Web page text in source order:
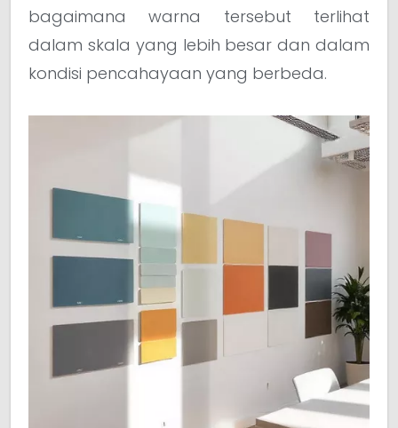
bagaimana warna tersebut terlihat
dalam skala yang lebih besar dan dalam
kondisi pencahayaan yang berbeda.